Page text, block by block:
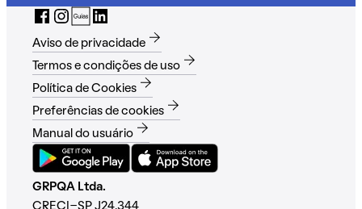
Aviso de privacidade
Termos e condições de uso
Política de Cookies
Preferências de cookies
Manual do usuário
GRPQA Ltda.